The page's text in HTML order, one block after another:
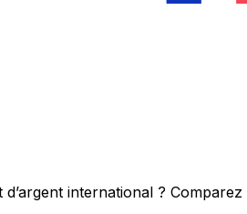
international ?